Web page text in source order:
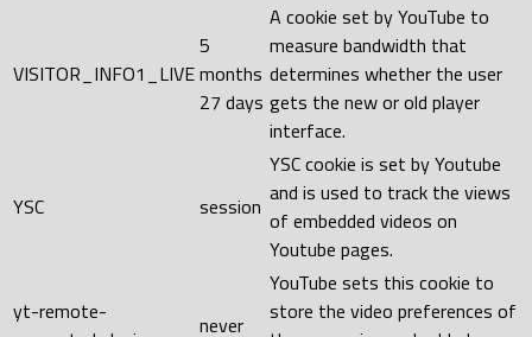
VISITOR_INFO1_LIVE
5
months
27 days
A cookie set by YouTube to
measure bandwidth that
determines whether the user
gets the new or old player
interface.
YSC session
YSC cookie is set by Youtube
and is used to track the views
of embedded videos on
Youtube pages.
yt-remote-
never
YouTube sets this cookie to
store the video preferences of